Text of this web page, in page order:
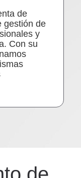
de
gestión de
y
Con su